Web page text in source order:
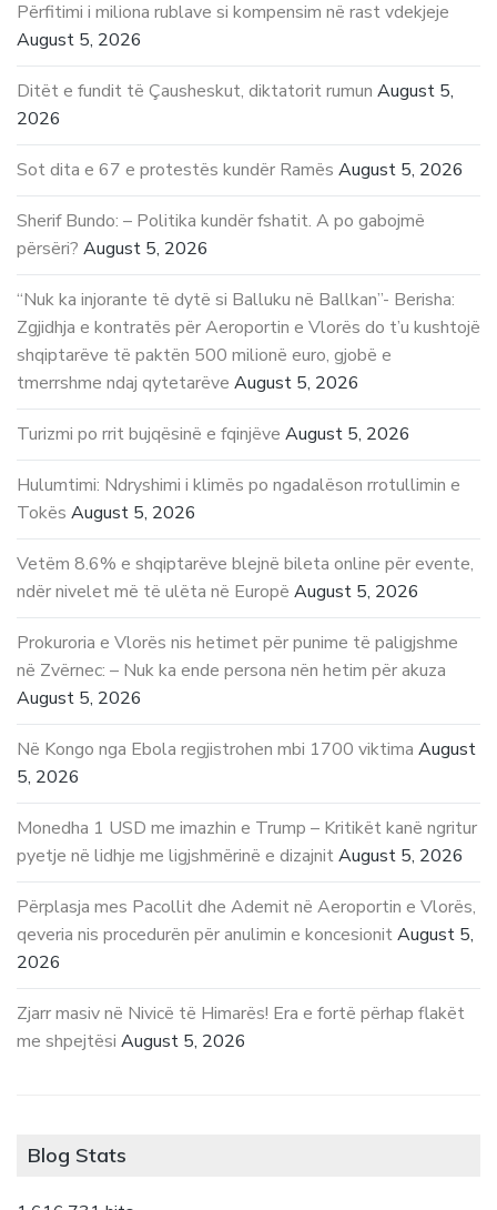
Përfitimi i miliona rublave si kompensim në rast vdekjeje
August 5, 2026
Ditët e fundit të Çausheskut, diktatorit rumun August 5,
2026
Sot dita e 67 e protestës kundër Ramës August 5, 2026
Sherif Bundo: – Politika kundër fshatit. A po gabojmë
përsëri? August 5, 2026
“Nuk ka injorante të dytë si Balluku në Ballkan”- Berisha:
Zgjidhja e kontratës për Aeroportin e Vlorës do t’u kushtojë
shqiptarëve të paktën 500 milionë euro, gjobë e
tmerrshme ndaj qytetarëve August 5, 2026
Turizmi po rrit bujqësinë e fqinjëve August 5, 2026
Hulumtimi: Ndryshimi i klimës po ngadalëson rrotullimin e
Tokës August 5, 2026
Vetëm 8.6% e shqiptarëve blejnë bileta online për evente,
ndër nivelet më të ulëta në Europë August 5, 2026
Prokuroria e Vlorës nis hetimet për punime të paligjshme
në Zvërnec: – Nuk ka ende persona nën hetim për akuza
August 5, 2026
Në Kongo nga Ebola regjistrohen mbi 1700 viktima August
5, 2026
Monedha 1 USD me imazhin e Trump – Kritikët kanë ngritur
pyetje në lidhje me ligjshmërinë e dizajnitAugust 5, 2026
Përplasja mes Pacollit dhe Ademit në Aeroportin e Vlorës,
qeveria nis procedurën për anulimin e koncesionitAugust 5,
2026
Zjarr masiv në Nivicë të Himarës! Era e fortë përhap flakët
me shpejtësi August 5, 2026
Blog Stats